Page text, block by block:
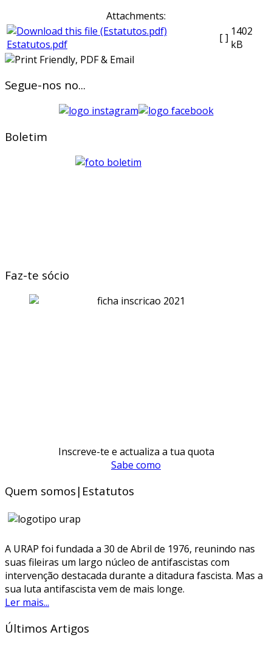
Attachments:
Estatutos.pdf [ ] 1402
kB
Segue-nos no...
Boletim
Faz-te sócio
Inscreve-te e actualiza a tua quota
Sabe como
Quem somos|Estatutos
A URAP foi fundada a 30 de Abril de 1976, reunindo nas
suas fileiras um largo núcleo de antifascistas com
intervenção destacada durante a ditadura fascista. Mas a
sua luta antifascista vem de mais longe.
Ler mais...
Últimos Artigos